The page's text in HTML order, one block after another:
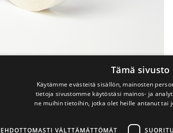
Tämä
Käytämme evästeitä sisällön, mainosten
tietoja sivustomme käytöstäsi mainos- ja
ne muihin tietoihin, jotka olet heille antanut tai
EHDOTTOMASTI VÄLTTÄMÄTTÖMÄT